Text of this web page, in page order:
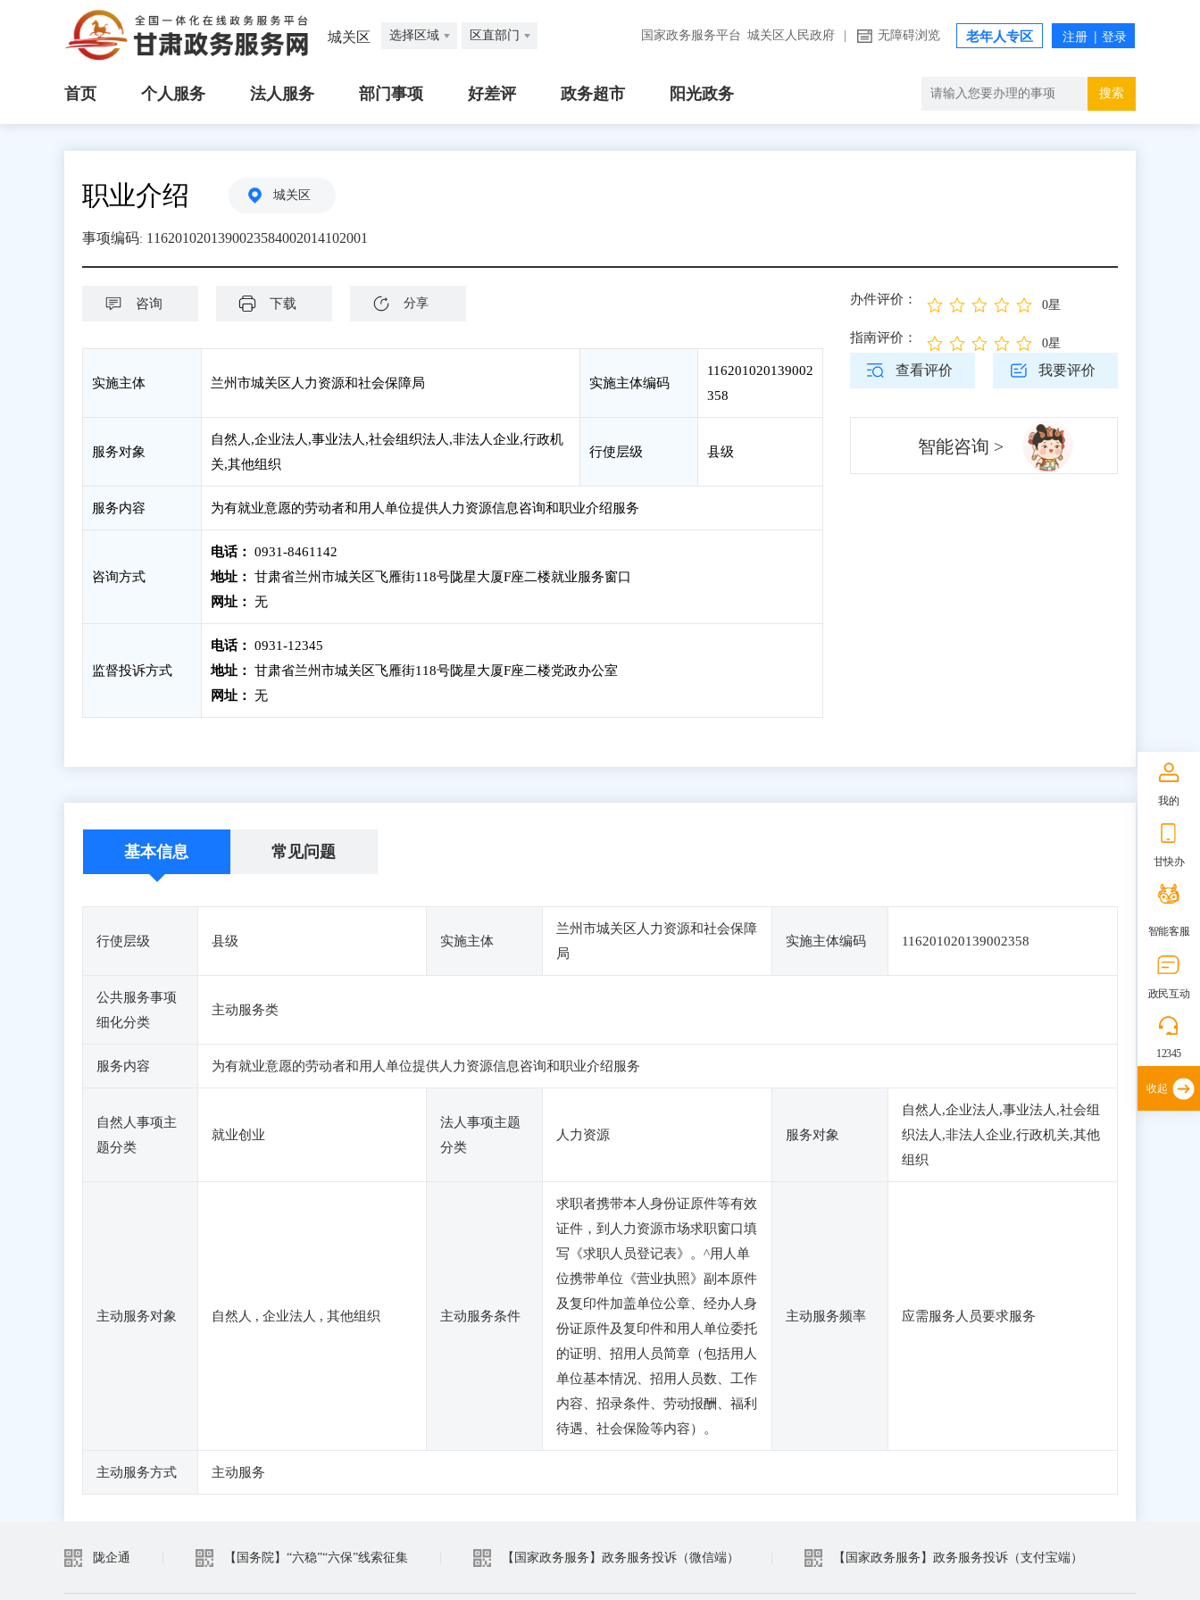
城关区 选择区域 区直部门 国家政务服务平台 城关区人民政府 无障碍浏览 老年人专区
首页 个人服务 法人服务 部门事项 好差评 政务超市 阳光政务 搜索
职业介绍 城关区
事项编码: 1162010201390023584002014102001
咨询 下载 分享
实施主体 兰州市城关区人力资源和社会保障局 实施主体编码
116201020139002
358
服务对象
自然人,企业法人,事业法人,社会组织法人,非法人企业,行政机
关,其他组织
行使层级 县级
服务内容 为有就业意愿的劳动者和用人单位提供人力资源信息咨询和职业介绍服务
咨询方式
电话：
0931-8461142
地址：
甘肃省兰州市城关区飞雁街118号陇星大厦F座二楼就业服务窗口
网址：
无
监督投诉方式
电话：
0931-12345
地址：
甘肃省兰州市城关区飞雁街118号陇星大厦F座二楼党政办公室
网址：
无
办件评价： 0星
指南评价： 0星
查看评价 我要评价
智能咨询 >
基本信息 常见问题
行使层级 县级 实施主体
兰州市城关区人力资源和社会保障
局
实施主体编码 116201020139002358
公共服务事项
细化分类
主动服务类
服务内容 为有就业意愿的劳动者和用人单位提供人力资源信息咨询和职业介绍服务
自然人事项主
题分类
就业创业
法人事项主题
分类
人力资源 服务对象
自然人,企业法人,事业法人,社会组
织法人,非法人企业,行政机关,其他
组织
主动服务对象 自然人 , 企业法人 , 其他组织 主动服务条件
求职者携带本人身份证原件等有效
证件，到人力资源市场求职窗口填
写《求职人员登记表》。^用人单
位携带单位《营业执照》副本原件
及复印件加盖单位公章、经办人身
份证原件及复印件和用人单位委托
的证明、招用人员简章（包括用人
单位基本情况、招用人员数、工作
内容、招录条件、劳动报酬、福利
待遇、社会保险等内容）。
主动服务频率 应需服务人员要求服务
主动服务方式 主动服务
陇企通 【国务院】“六稳”“六保”线索征集 【国家政务服务】政务服务投诉（微信端） 【国家政务服务】政务服务投诉（支付宝端）
我的
甘快办
智能客服
政民互动
12345
收起